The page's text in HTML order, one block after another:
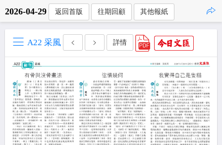
2026-04-29 返回首版 往期回顧 其他報紙
A22 采風 詳情